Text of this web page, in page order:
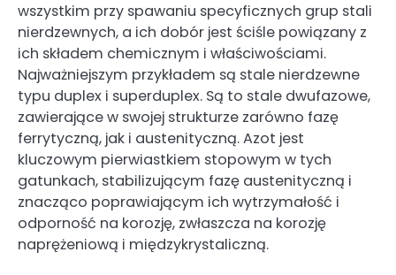
wszystkim przy spawaniu specyficznych grup stali
nierdzewnych, a ich dobór jest ściśle powiązany z
ich składem chemicznym i właściwościami.
Najważniejszym przykładem są stale nierdzewne
typu duplex i superduplex. Są to stale dwufazowe,
zawierające w swojej strukturze zarówno fazę
ferrytyczną, jak i austenityczną. Azot jest
kluczowym pierwiastkiem stopowym w tych
gatunkach, stabilizującym fazę austenityczną i
znacząco poprawiającym ich wytrzymałość i
odporność na korozję, zwłaszcza na korozję
naprężeniową i międzykrystaliczną.